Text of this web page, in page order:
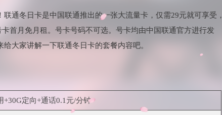
通冬日卡是中国联通推出的一张大流量卡，仅需29元就可享受，
首月免月租。号卡号码不可选。号卡均由中国联通官方进行发
大家讲解一下联通冬日卡的套餐内容吧。
+30G定向+通话0.1元/分钟